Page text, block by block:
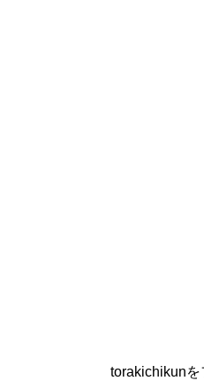
torakichikunを